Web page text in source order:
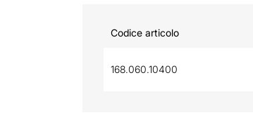
Codice articolo
168.060.10400